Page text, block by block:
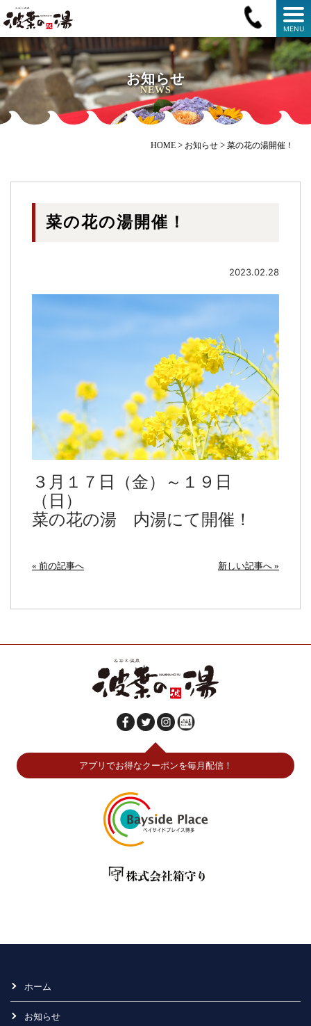
MENU
お知らせ
NEWS
HOME > お知らせ > 菜の花の湯開催！
菜の花の湯開催！
2023.02.28
３月１７日（金）～１９日
（日）
菜の花の湯 内湯にて開催！
« 前の記事へ 新しい記事へ »
アプリでお得なクーポンを毎月配信！
ホーム
お知らせ